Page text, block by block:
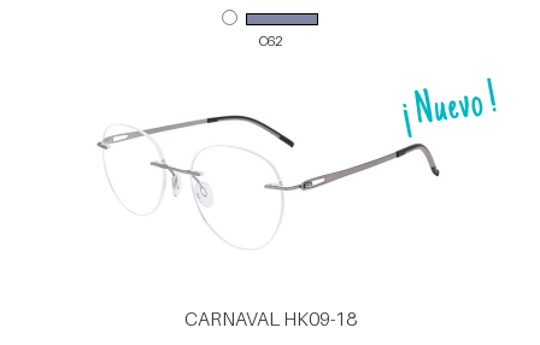
C62
CARNAVAL HK09-18